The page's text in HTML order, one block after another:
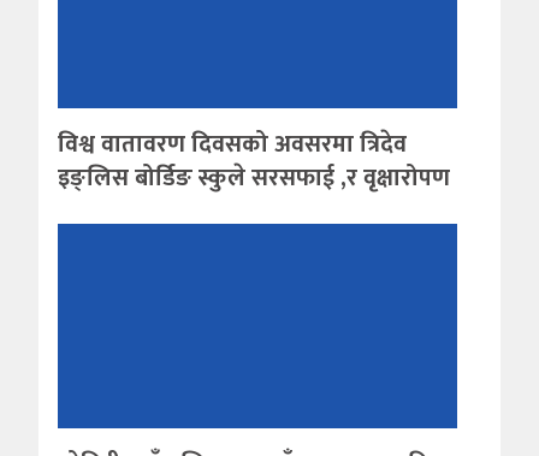
विश्व वातावरण दिवसको अवसरमा त्रिदेव
इङ्लिस बोर्डिङ स्कुले सरसफाई ,र वृक्षारोपण